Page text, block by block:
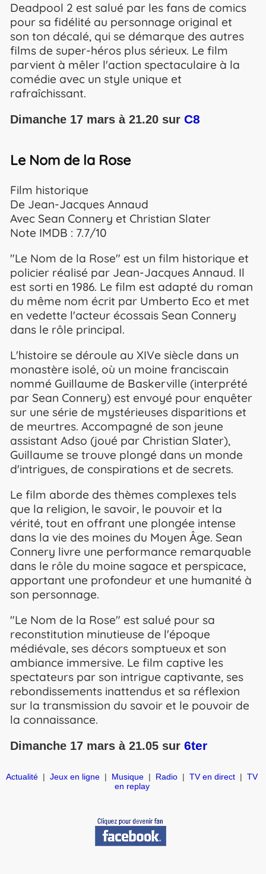
Deadpool 2 est salué par les fans de comics
pour sa fidélité au personnage original et
son ton décalé, qui se démarque des autres
films de super-héros plus sérieux. Le film
parvient à mêler l'action spectaculaire à la
comédie avec un style unique et
rafraîchissant.
Dimanche 17 mars à 21.20 sur C8
Le Nom de la Rose
Film historique
De Jean-Jacques Annaud
Avec Sean Connery et Christian Slater
Note IMDB : 7.7/10
"Le Nom de la Rose" est un film historique et
policier réalisé par Jean-Jacques Annaud. Il
est sorti en 1986. Le film est adapté du roman
du même nom écrit par Umberto Eco et met
en vedette l'acteur écossais Sean Connery
dans le rôle principal.
L'histoire se déroule au XIVe siècle dans un
monastère isolé, où un moine franciscain
nommé Guillaume de Baskerville (interprété
par Sean Connery) est envoyé pour enquêter
sur une série de mystérieuses disparitions et
de meurtres. Accompagné de son jeune
assistant Adso (joué par Christian Slater),
Guillaume se trouve plongé dans un monde
d'intrigues, de conspirations et de secrets.
Le film aborde des thèmes complexes tels
que la religion, le savoir, le pouvoir et la
vérité, tout en offrant une plongée intense
dans la vie des moines du Moyen Âge. Sean
Connery livre une performance remarquable
dans le rôle du moine sagace et perspicace,
apportant une profondeur et une humanité à
son personnage.
"Le Nom de la Rose" est salué pour sa
reconstitution minutieuse de l'époque
médiévale, ses décors somptueux et son
ambiance immersive. Le film captive les
spectateurs par son intrigue captivante, ses
rebondissements inattendus et sa réflexion
sur la transmission du savoir et le pouvoir de
la connaissance.
Dimanche 17 mars à 21.05 sur 6ter
Actualité |Jeux en ligne | Musique | Radio |TV en direct |TV
en replay